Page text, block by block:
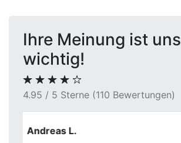
Ihre Meinung ist uns
wichtig!
4.95 / 5 Sterne (110 Bewertungen)
Lukas S.